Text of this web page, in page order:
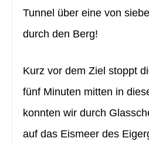
Tunnel über eine von
durch den Berg!
Kurz vor dem Ziel stoppt
fünf Minuten mitten in
konnten wir durch
auf das Eismeer des